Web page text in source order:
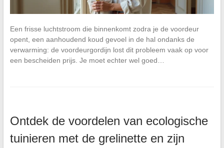
Een frisse luchtstroom die binnenkomt zodra je de voordeur
opent, een aanhoudend koud gevoel in de hal ondanks de
verwarming: de voordeurgordijn lost dit probleem vaak op voor
een bescheiden prijs. Je moet echter wel goed…
Ontdek de voordelen van ecologische
tuinieren met de grelinette en zijn